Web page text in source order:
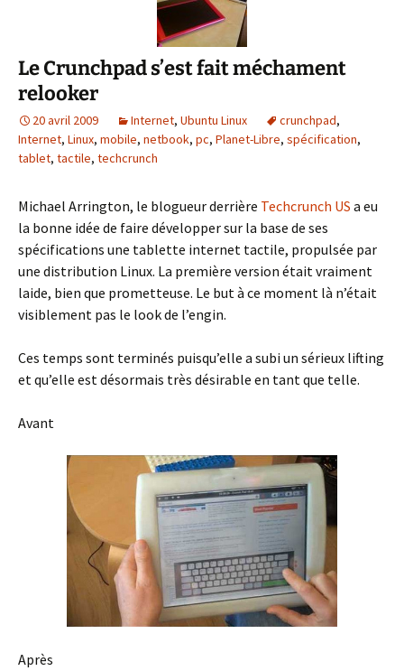
Le Crunchpad s’est fait méchament
relooker
20 avril 2009 Internet, Ubuntu Linux crunchpad,
Internet, Linux, mobile, netbook, pc, Planet-Libre, spécification,
tablet, tactile, techcrunch
Michael Arrington, le blogueur derrière Techcrunch US a eu
la bonne idée de faire développer sur la base de ses
spécifications une tablette internet tactile, propulsée par
une distribution Linux. La première version était vraiment
laide, bien que prometteuse. Le but à ce moment là n’était
visiblement pas le look de l’engin.
Ces temps sont terminés puisqu’elle a subi un sérieux lifting
et qu’elle est désormais très désirable en tant que telle.
Avant
Après